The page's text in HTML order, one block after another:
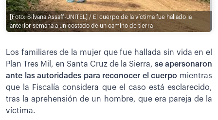
[Foto: Silvana Assaff-UNITEL] / El cuerpo de la víctima fue hallado la
anterior semana a un costado de un camino de tierra
Los familiares de la mujer que fue hallada sin vida en el
Plan Tres Mil, en Santa Cruz de la Sierra, se apersonaron
ante las autoridades para reconocer el cuerpo mientras
que la Fiscalía considera que el caso está esclarecido,
tras la aprehensión de un hombre, que era pareja de la
víctima.